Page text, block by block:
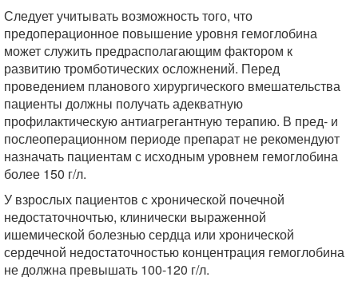
Следует учитывать возможность того, что
предоперационное повышение уровня гемоглобина
может служить предрасполагающим фактором к
развитию тромботических осложнений. Перед
проведением планового хирургического вмешательства
пациенты должны получать адекватную
профилактическую антиагрегантную терапию. В пред- и
послеоперационном периоде препарат не рекомендуют
назначать пациентам с исходным уровнем гемоглобина
более 150 г/л.
У взрослых пациентов с хронической почечной
недостаточночтью, клинически выраженной
ишемической болезнью сердца или хронической
сердечной недостаточностью концентрация гемоглобина
не должна превышать 100-120 г/л.